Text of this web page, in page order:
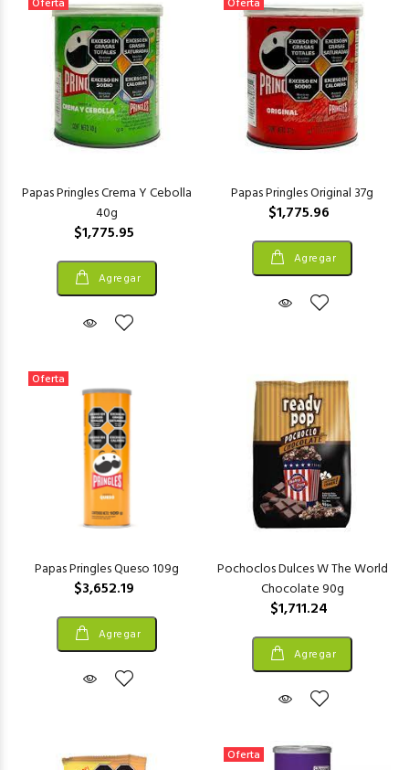
Oferta
Papas Pringles Crema Y Cebolla
40g
$1,775.95
Agregar
Oferta
Papas Pringles Original 37g
$1,775.96
Agregar
Oferta
Papas Pringles Queso 109g
$3,652.19
Agregar
Pochoclos Dulces W The World
Chocolate 90g
$1,711.24
Agregar
Oferta